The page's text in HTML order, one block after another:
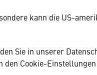
kann die US-
Sie in unserer
den Cookie-